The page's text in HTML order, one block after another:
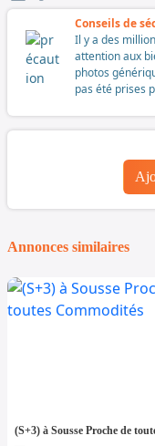
Conseils de
Il y a des
attention aux
photos
pas été prises
Annonces similaires